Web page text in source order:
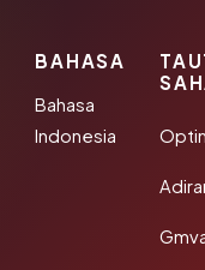
BAHASA
Bahasa
Indonesia